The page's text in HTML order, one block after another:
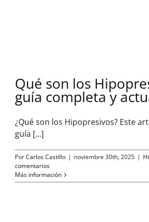
Qué son los
guía completa y
¿Qué son los Hipopresivos? Este
guía [...]
PorCarlos Castillo | noviembre 30th, 2025 |
comentarios
Más información